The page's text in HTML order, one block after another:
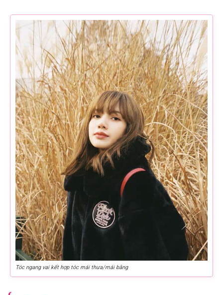
Tóc ngang vai kết hợp tóc mái thưa/mái bằng